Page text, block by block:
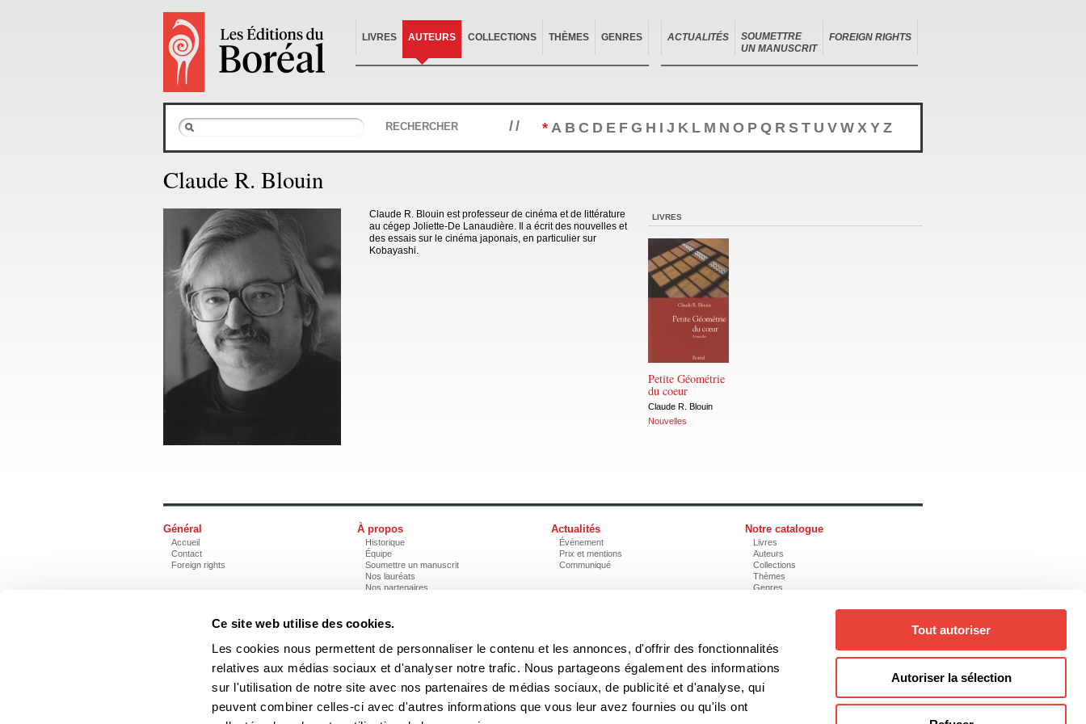
Ce site web utilise des cookies.
Les cookies nous permettent de personnaliser le contenu et les annonces, d'offrir des fonctionnalités
relatives aux médias sociaux et d'analyser notre trafic. Nous partageons également des informations
sur l'utilisation de notre site avec nos partenaires de médias sociaux, de publicité et d'analyse, qui
peuvent combiner celles-ci avec d'autres informations que vous leur avez fournies ou qu'ils ont
Tout autoriser
Autoriser la sélection
LIVRES AUTEURS COLLECTIONS THÈMES GENRES ACTUALITÉS
SOUMETTRE
UN MANUSCRIT
FOREIGN RIGHTS
RECHERCHER // * A B C D E F G H I J K L M N O P Q R S T U V W X Y Z
Claude R. Blouin
Claude R. Blouin est professeur de cinéma et de littérature
au cégep Joliette-De Lanaudière. Il a écrit des nouvelles et
des essais sur le cinéma japonais, en particulier sur
Kobayashi.
LIVRES
Petite Géométrie
du coeur
Claude R. Blouin
Nouvelles
Général
Accueil
Contact
Foreign rights
À propos
Historique
Équipe
Soumettre un manuscrit
Nos lauréats
Nos partenaires
Actualités
Événement
Prix et mentions
Communiqué
Notre catalogue
Livres
Auteurs
Collections
Thèmes
Genres
Les Éditions du Boréal
3970, rue Saint-Ambroise, Montréal (Québec), Canada H4C 2C7
Tél: (514) 287-7401 Téléc: (514) 287-7664
boreal@editionsboreal.qc.ca
Les photos des auteurs ne peuvent être reproduites sans l'autorisation des Éditions du Boréal.